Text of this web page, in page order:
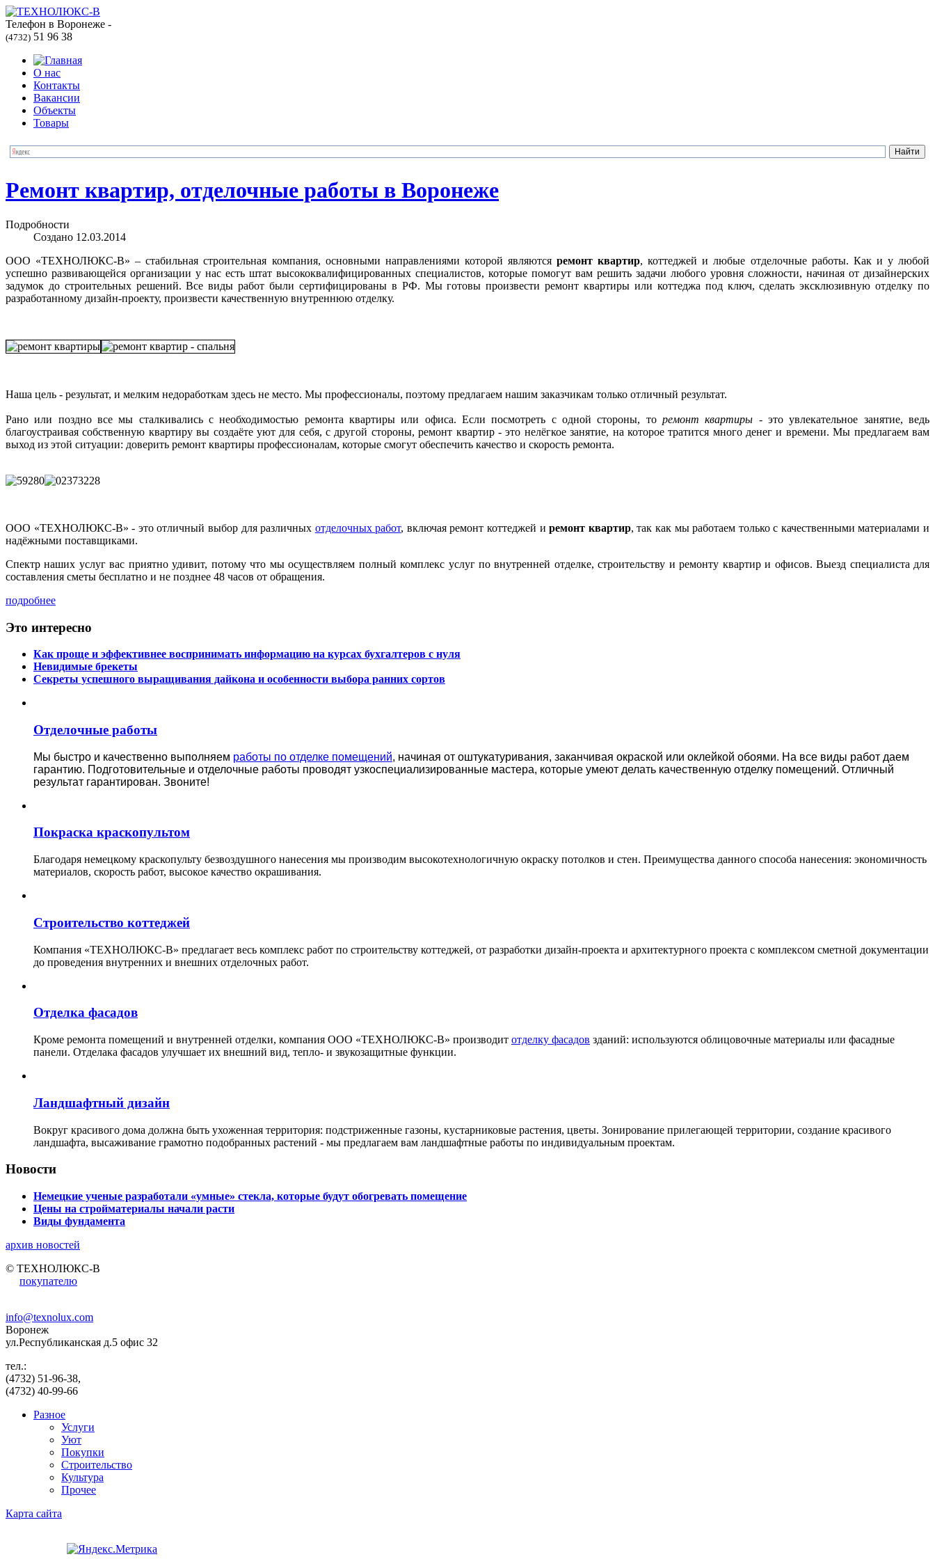
Телефон в Воронеже -
(4732) 51 96 38
О нас
Контакты
Вакансии
Объекты
Товары
Ремонт квартир, отделочные работы в Воронеже
Подробности
Создано 12.03.2014
ООО «ТЕХНОЛЮКС-В» – стабильная строительная компания, основными направлениями которой являются ремонт квартир, коттеджей и любые отделочные работы. Как и у любой
успешно развивающейся организации у нас есть штат высококвалифицированных специалистов, которые помогут вам решить задачи любого уровня сложности, начиная от дизайнерских
задумок до строительных решений. Все виды работ были сертифицированы в РФ. Мы готовы произвести ремонт квартиры или коттеджа под ключ, сделать эксклюзивную отделку по
разработанному дизайн-проекту, произвести качественную внутреннюю отделку.
Наша цель - результат, и мелким недоработкам здесь не место. Мы профессионалы, поэтому предлагаем нашим заказчикам только отличный результат.
Рано или поздно все мы сталкивались с необходимостью ремонта квартиры или офиса. Если посмотреть с одной стороны, то ремонт квартиры - это увлекательное занятие, ведь
благоустраивая собственную квартиру вы создаёте уют для себя, с другой стороны, ремонт квартир - это нелёгкое занятие, на которое тратится много денег и времени. Мы предлагаем вам
выход из этой ситуации: доверить ремонт квартиры профессионалам, которые смогут обеспечить качество и скорость ремонта.
ООО «ТЕХНОЛЮКС-В» - это отличный выбор для различных отделочных работ, включая ремонт коттеджей иремонт квартир, так как мы работаем только с качественными материалами и
надёжными поставщиками.
Спектр наших услуг вас приятно удивит, потому что мы осуществляем полный комплекс услуг по внутренней отделке, строительству и ремонту квартир и офисов. Выезд специалиста для
составления сметы бесплатно и не позднее 48 часов от обращения.
подробнее
Это интересно
Как проще и эффективнее воспринимать информацию на курсах бухгалтеров с нуля
Невидимые брекеты
Секреты успешного выращивания дайкона и особенности выбора ранних сортов
Отделочные работы
Мы быстро и качественно выполняем работы по отделке помещений, начиная от оштукатуривания, заканчивая окраской или оклейкой обоями. На все виды работ даем
гарантию. Подготовительные и отделочные работы проводят узкоспециализированные мастера, которые умеют делать качественную отделку помещений. Отличный
результат гарантирован. Звоните!
Покраска краскопультом
Благодаря немецкому краскопульту безвоздушного нанесения мы производим высокотехнологичную окраску потолков и стен. Преимущества данного способа нанесения: экономичность
материалов, скорость работ, высокое качество окрашивания.
Строительство коттеджей
Компания «ТЕХНОЛЮКС-В» предлагает весь комплекс работ по строительству коттеджей, от разработки дизайн-проекта и архитектурного проекта с комплексом сметной документации
до проведения внутренних и внешних отделочных работ.
Отделка фасадов
Кроме ремонта помещений и внутренней отделки, компания ООО «ТЕХНОЛЮКС-В» производит отделку фасадов зданий: используются облицовочные материалы или фасадные
панели. Отделака фасадов улучшает их внешний вид, тепло- и звукозащитные функции.
Ландшафтный дизайн
Вокруг красивого дома должна быть ухоженная территория: подстриженные газоны, кустарниковые растения, цветы. Зонирование прилегающей территории, создание красивого
ландшафта, высаживание грамотно подобранных растений - мы предлагаем вам ландшафтные работы по индивидуальным проектам.
Новости
Немецкие ученые разработали «умные» стекла, которые будут обогревать помещение
Цены на стройматериалы начали расти
Виды фундамента
архив новостей
© ТЕХНОЛЮКС-В
покупателю
info@texnolux.com
Воронеж
ул.Республиканская д.5 офис 32
тел.:
(4732) 51-96-38,
(4732) 40-99-66
Разное
Услуги
Уют
Покупки
Строительство
Культура
Прочее
Карта сайта